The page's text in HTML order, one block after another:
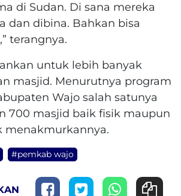
di Sudan. Di sana mereka
dan dibina. Bahkan bisa
terangnya.
untuk lebih banyak
masjid. Menurutnya program
Wajo salah satunya
700 masjid baik fisik maupun
menakmurkannya.
#pemkab wajo